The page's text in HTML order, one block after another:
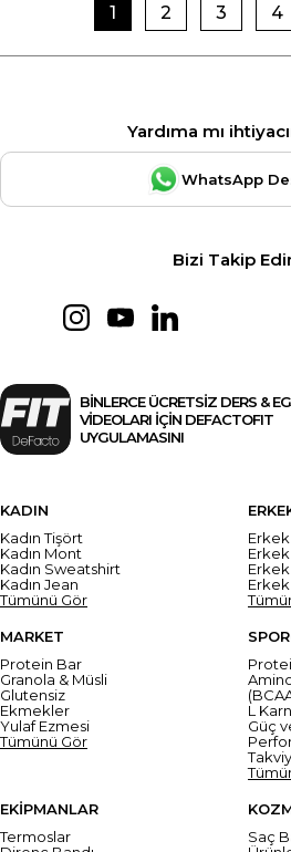
1 2 3 4
Yardıma mı
WhatsApp
Bizi Takip
BİNLERCE ÜCRETSİZ DERS &
VİDEOLARI İÇİN DEFACTOFIT
UYGULAMASINI
KADIN
Kadın Tişört
Kadın Mont
Kadın Sweatshirt
Kadın Jean
Tümünü Gör
MARKET
Protein Bar
Granola & Müsli
Glutensiz
Ekmekler
Yulaf Ezmesi
Tümünü Gör
L
Güç
EKİPMANLAR
Termoslar
Saç